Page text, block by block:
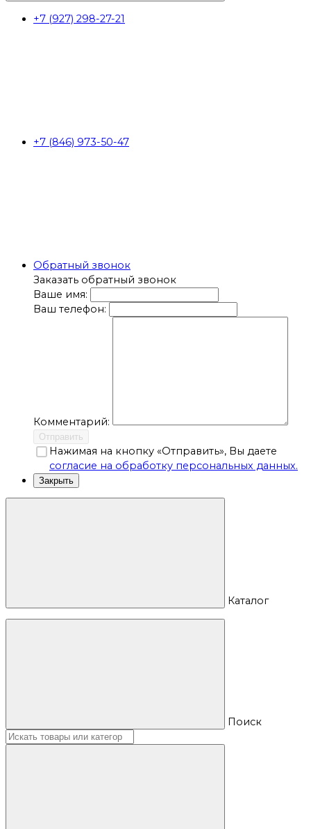
+7 (927) 298-27-21
+7 (846) 973-50-47
Обратный звонок
Заказать обратный звонок
Ваше имя:
Ваш телефон:
Комментарий:
Отправить
Нажимая на кнопку «Отправить», Вы даете
согласие на обработку персональных данных.
Закрыть
Каталог
Поиск